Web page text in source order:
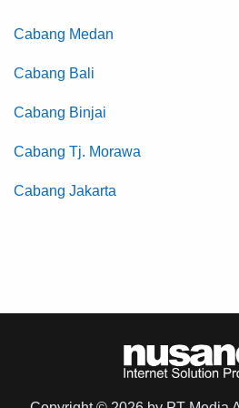
Cabang Medan
Cabang Bali
Cabang Binjai
Cabang Tj. Morawa
Cabang Jakarta